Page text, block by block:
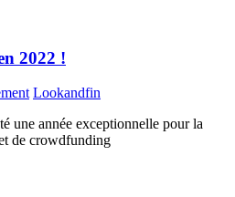
2022 !
Lookandfin
une année exceptionnelle pour la
de crowdfunding